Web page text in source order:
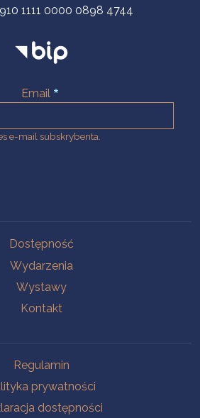
1111 0000 0898 4744
Email
e-mail subskrybenta.
Dostępność
Wydarzenia
Wystawy
Kontakt
Regulamin
prywatności
dostępności